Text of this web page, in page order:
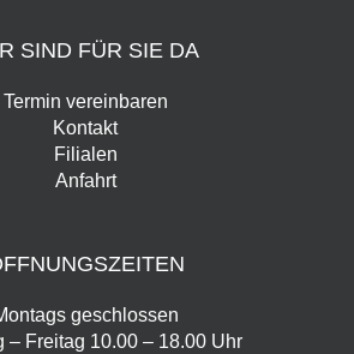
SIND FÜR SIE DA
Termin vereinbaren
Kontakt
Filialen
Anfahrt
geschlossen
– Freitag 10.00 – 18.00 Uhr